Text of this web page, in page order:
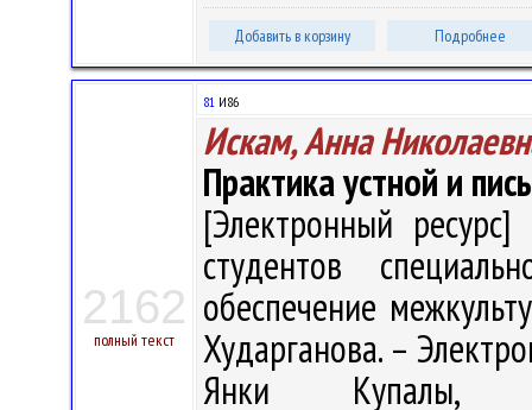
Добавить в корзину Подробнее
2162
полный текст
81 И86
Искам, Анна
Практика устной и
[Электронный
студентов
обеспечение
Хударганова. –
Янки